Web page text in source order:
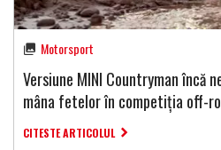
Motorsport
Versiune MINI Countryman încă
mâna fetelor în competiția off-
CITESTE ARTICOLUL